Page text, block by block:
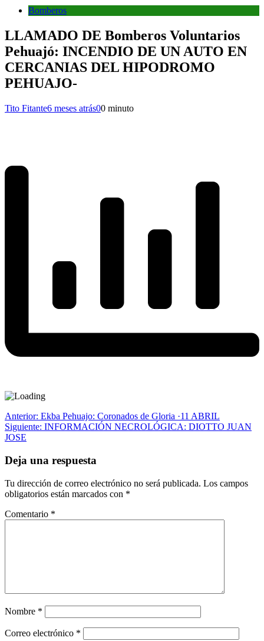
Bomberos
LLAMADO DE Bomberos Voluntarios
Pehuajó: INCENDIO DE UN AUTO EN
CERCANIAS DEL HIPODROMO
PEHUAJO-
Tito Fitante6 meses atrás00 minuto
Navegación
de
Anterior: Ekba Pehuajo: Coronados de Gloria ·11 ABRIL
Siguiente: INFORMACIÓN NECROLÓGICA: DIOTTO JUAN
JOSE
Deja una respuesta
Tu dirección de correo electrónico no será publicada. Los campos
obligatorios están marcados con *
Comentario *
Nombre *
Correo electrónico *